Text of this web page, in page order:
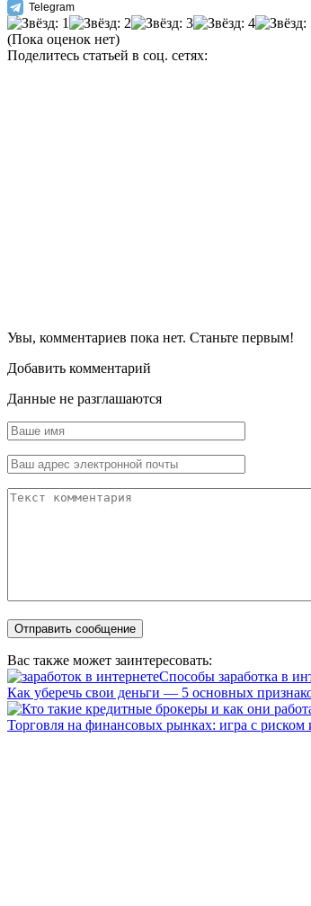
Telegram
(Пока оценок нет)
Поделитесь статьей в соц. сетях:
Увы, комментариев пока нет. Станьте первым!
Добавить комментарий
Данные не разглашаются
Вас также может заинтересовать:
Способы заработка в
Как уберечь свои деньги — 5 основных
Торговля на финансовых рынках: игра с